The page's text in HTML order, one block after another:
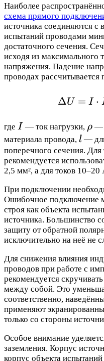
Наиболее
схема прямого
источника соединяются
испытаний проводами
достаточного сечения.
исходя из максимального
напряжения. Падение
проводах рассчитывается
ΔU = I ⋅
где I
I — ток нагрузки, ρ—
материала провода, l
l —
поперечного сечения.
рекомендуется
2,5 мм², а для токов
При подключении
Ошибочное подключение
строя как объекта
источника. Большинство
защиту от обратной
исключительно на неё не
Для снижения влияния
проводов при работе с
рекомендуется
между собой. Это
соответственно,
применяют
только со стороны
Особое внимание
заземления. Корпус
корпус объекта